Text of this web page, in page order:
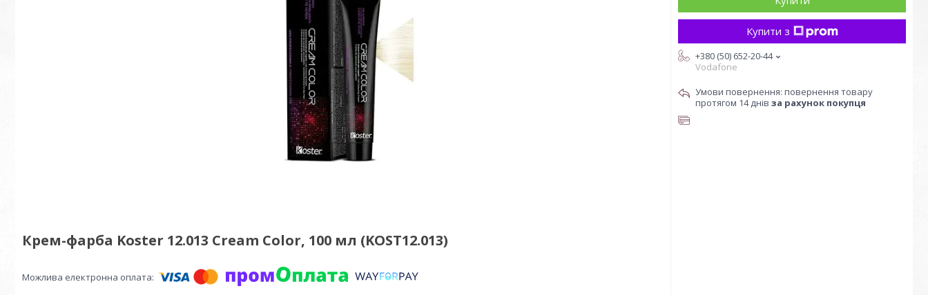
Крем-фарба Koster 12.013 Cream Color, 100 мл (KOST12.013)
Купити з
+380 (50) 652-20-44
Vodafone
повернення товару
протягом 14 днів за рахунок покупця